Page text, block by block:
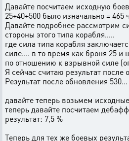
Давайте посчитаем исходную
25+40+500 было изначально =
Давайте подробнее рассмотрим
стороны этого типа корабля.....
где сила типа корабля
силе.... в то время как броня 25 и
по отношению к взрывной силе
Я сейчас считаю результат после
Результат после обновления 530...
давайте теперь возьмем
теперь давайте посчитаем
результат: 7,5 %
Теперь для тех же боевых